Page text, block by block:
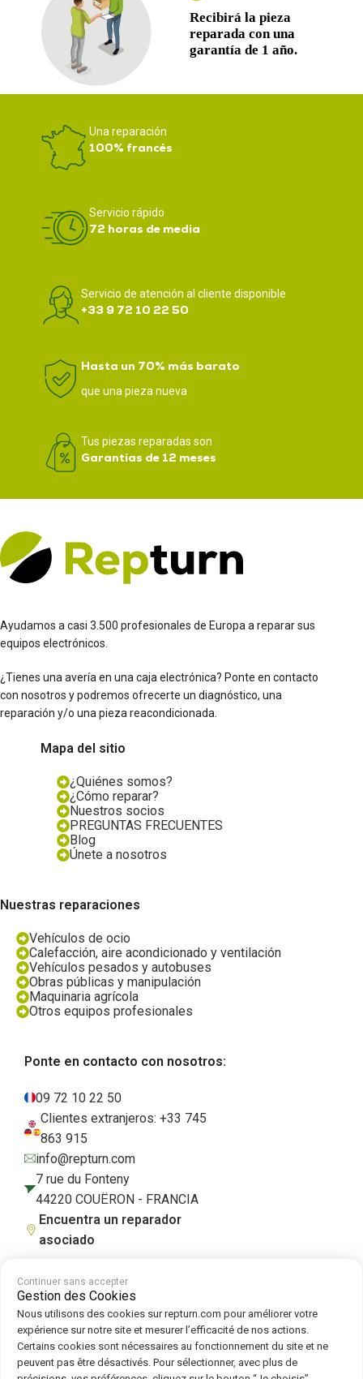
Una reparación
100% francés
Servicio rápido
72 horas de media
Servicio de atención al cliente disponible
+33 9 72 10 22 50
Hasta un 70% más barato
que una pieza nueva
Tus piezas reparadas son
Garantías de 12 meses
Ayudamos a casi 3.500 profesionales de Europa a reparar sus
equipos electrónicos.
¿Tienes una avería en una caja electrónica? Ponte en contacto
con nosotros y podremos ofrecerte un diagnóstico, una
reparación y/o una pieza reacondicionada.
Mapa del sitio
¿Quiénes somos?
¿Cómo reparar?
Nuestros socios
PREGUNTAS FRECUENTES
Blog
Únete a nosotros
Nuestras reparaciones
Vehículos de ocio
Calefacción, aire acondicionado y ventilación
Vehículos pesados y autobuses
Obras públicas y manipulación
Maquinaria agrícola
Otros equipos profesionales
Ponte en contacto con nosotros:
09 72 10 22 50
Clientes extranjeros: +33 745
863 915
info@repturn.com
7 rue du Fonteny
44220 COUËRON - FRANCIA
Encuentra un reparador
asociado
Condiciones generales de venta Aviso legal Política de privacidad
Cookies|Política de cookies
Síguenos en :
Continuer sans accepter
Gestion des Cookies
Nous utilisons des cookies sur repturn.com pour améliorer votre
expérience sur notre site et mesurer l’efficacité de nos actions.
Certains cookies sont nécessaires au fonctionnement du site et ne
peuvent pas être désactivés. Pour sélectionner, avec plus de